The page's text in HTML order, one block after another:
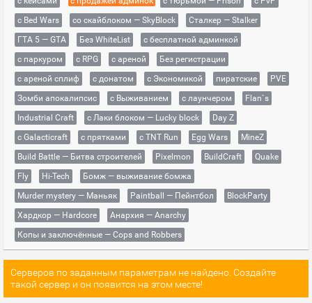
с Bed Wars
со скайблоком — SkyBlock
Сталкер — Stalker
ГТА 5 — GTA
Без WhiteList
с бесплатной админкой
с паркуром
с RPG с ареной
Без регистрации
с ареной сплиф
с донатом с Экономикой пиратские
PVE
Зомби апокалипсис
с Выживанием с лаунчером
Flan`s
Industrial Craft
с Лаки блоком — Lucky block
Day Z
с Galacticraft
с прятками с TNT Run Egg Wars
MineZ
Build Battle — Битва строителей
Pixelmon BuildCraft
Quake
Fly
Hi-Tech
Бомж — выживание бомжа
Murder mystery — Маньяк
Paintball — Пейнтбол
BlockParty
Хардкор — Hardcore
Анархия — Anarchy
Копы и заключённые — Cops and Robbers
Серверов по заданным параметрам не найдено. Создайте
такой сервер и он появится на этом месте!